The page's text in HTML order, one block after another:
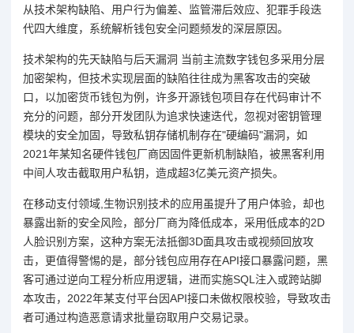
从技术架构缺陷、用户行为偏差、监管滞后效应、犯罪手段迭
代四大维度，系统解析钱包安全问题频发的深层原因。
技术架构的先天缺陷与后天漏洞 当前主流数字钱包多采用分层
加密架构，但技术实现层面的缺陷往往成为黑客攻击的突破
口，以加密货币钱包为例，许多开源钱包项目存在代码审计不
充分的问题，部分开发团队为追求快速迭代，忽视对密钥管理
模块的安全加固，导致私钥存储机制存在"硬编码"漏洞，如
2021年某知名硬件钱包厂商因固件更新机制缺陷，被黑客利用
中间人攻击截取用户私钥，造成超3亿美元资产损失。
在移动支付领域,生物识别技术的应用虽提升了用户体验，却也
暴露出新的安全风险，部分厂商为降低成本，采用低成本的2D
人脸识别方案，这种方案无法抵御3D面具攻击或视频回放攻
击，更值得警惕的是，部分钱包应用存在API接口暴露问题，黑
客可通过逆向工程分析应用逻辑，进而实施SQL注入或跨站脚
本攻击，2022年某支付平台因API接口未做权限校验，导致攻击
者可通过构造恶意请求批量窃取用户交易记录。